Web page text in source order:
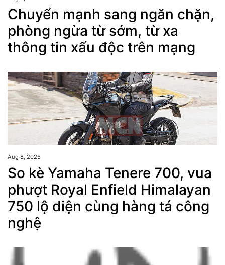
Chuyển mạnh sang ngăn chặn,
phòng ngừa từ sớm, từ xa
thông tin xấu độc trên mạng
Aug 8, 2026
So kè Yamaha Tenere 700, vua
phượt Royal Enfield Himalayan
750 lộ diện cùng hàng tá công
nghệ